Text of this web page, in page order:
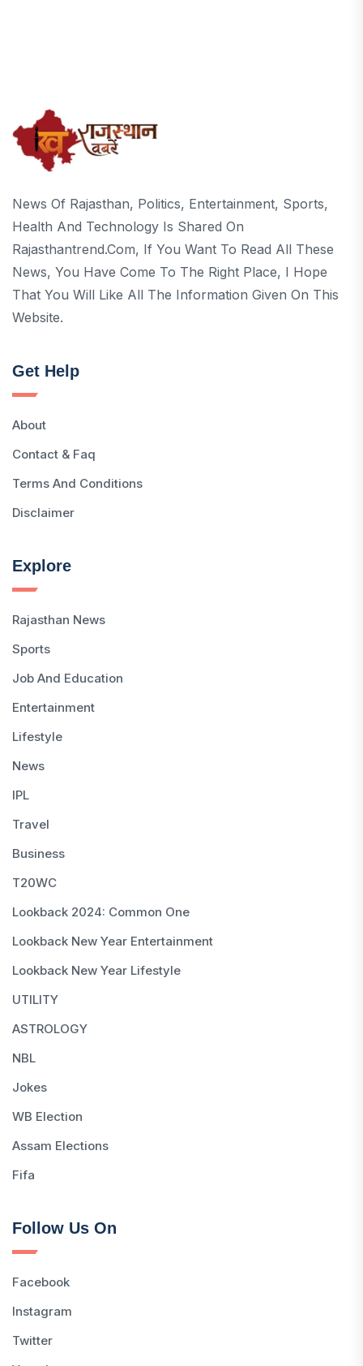
News Of Rajasthan, Politics, Entertainment, Sports,
Health And Technology Is Shared On
Rajasthantrend.com, If You Want To Read All These
News, You Have Come To The Right Place, I Hope
That You Will Like All The Information Given On This
Website.
Get Help
About
Contact & Faq
Terms And Conditions
Disclaimer
Explore
Rajasthan News
Sports
Job And Education
Entertainment
Lifestyle
News
IPL
Travel
Business
T20WC
Lookback 2024: Common One
Lookback New Year Entertainment
Lookback New Year Lifestyle
UTILITY
ASTROLOGY
NBL
Jokes
WB Election
Assam Elections
Fifa
Follow Us On
Facebook
Instagram
Twitter